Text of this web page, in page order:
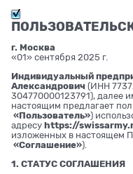
г. Москва
«01» сентября 2025 г.
Индивидуальный
Александрович (ИНН
304770000123791), далее
настоящим предлагает
«Пользователь»)
адресу https://
изложенных в настоящем
«Соглашение»).
1. СТАТУС СОГЛАШЕНИЯ